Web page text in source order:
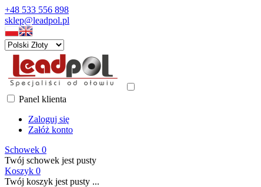
+48 533 556 898
sklep@leadpol.pl
Panel klienta
Zaloguj się
Załóż konto
Schowek 0
Twój schowek jest pusty
Koszyk 0
Twój koszyk jest pusty ...